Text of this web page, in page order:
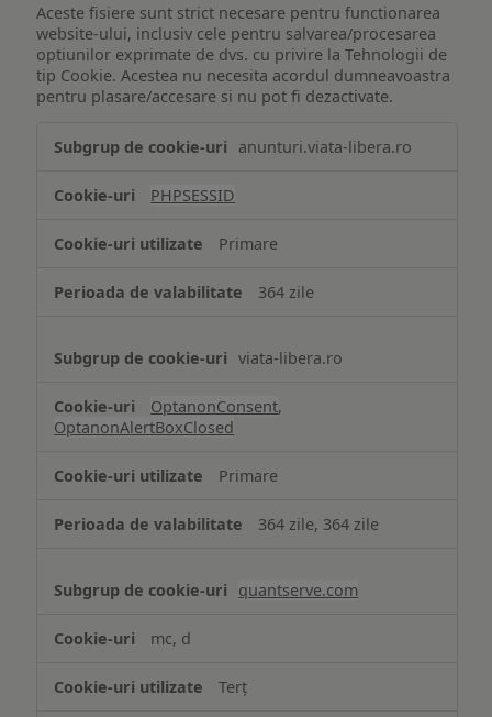
Aceste fisiere sunt strict necesare pentru functionarea
website-ului, inclusiv cele pentru salvarea/procesarea
optiunilor exprimate de dvs. cu privire la Tehnologii de
tip Cookie. Acestea nu necesita acordul dumneavoastra
pentru plasare/accesare si nu pot fi dezactivate.
de
Cookie
necesare
anunturi.viata-libera.ro
PHPSESSID
Primare
364 zile
viata-libera.ro
OptanonConsent,
OptanonAlertBoxClosed
Primare
364 zile, 364 zile
quantserve.com
mc, d
Terț